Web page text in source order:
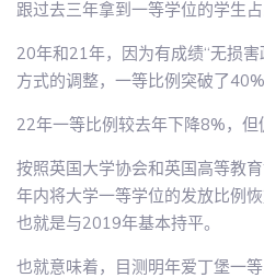
跟过去三年拿到一等学位的学生占
20年和21年，因为有成绩“无损
方式的调整，一等比例突破了
22年一等比例较去年下降8%，但
按照英国大学协会和英国高等教
年内将大学一等学位的发放比例
也就是与2019年基本持平。
也就意味着，目测明年爱丁堡一